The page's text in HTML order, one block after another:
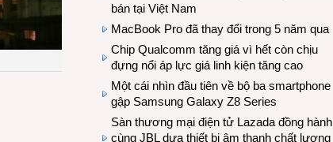
bán tại Việt Nam
MacBook Pro đã thay đổi trong 5 năm qua
Chip Qualcomm tăng giá vì hết còn chịu
đựng nổi áp lực giá linh kiện tăng cao
Một cái nhìn đầu tiên về bộ ba smartphone
gập Samsung Galaxy Z8 Series
Sàn thương mại điện tử Lazada đồng hành
cùng JBL dưa thiết bị âm thanh chất lượng